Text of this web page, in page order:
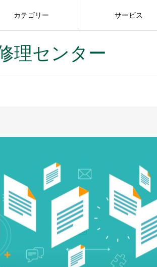
理センター
カテゴリー サービス